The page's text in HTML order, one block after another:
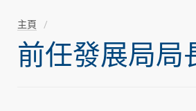
主頁
前任發展局局